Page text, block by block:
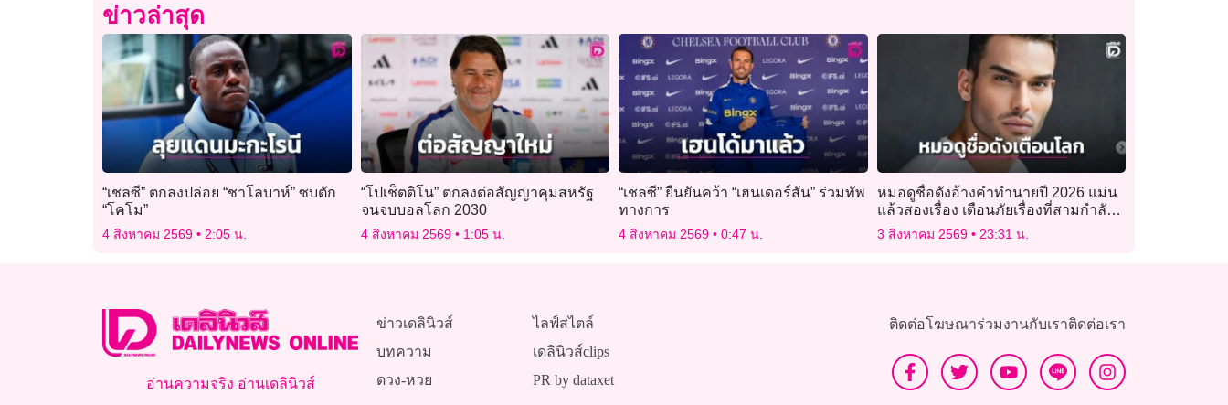
ข่าวล่าสุด
“เชลซี” ตกลงปล่อย “ชาโลบาห์” ซบตัก
“โคโม”
4 สิงหาคม 2569 2:05 น.
“โปเช็ตติโน” ตกลงต่อสัญญาคุมสหรัฐ
จนจบบอลโลก 2030
4 สิงหาคม 2569 1:05 น.
“เชลซี” ยืนยันคว้า “เฮนเดอร์สัน” ร่วมทัพ
ทางการ
4 สิงหาคม 2569 0:47 น.
หมอดูชื่อดังอ้างคำทำนายปี 2026 แม่น
แล้วสองเรื่อง เตือนภัยเรื่องที่สามกำลัง
ก่อตัว
3 สิงหาคม 2569 23:31 น.
อ่านความจริง อ่านเดลินิวส์
ข่าวเดลินิวส์
บทความ
ดวง-หวย
ไลฟ์สไตล์
เดลินิวส์clips
PR by dataxet
ติดต่อโฆษณาร่วมงานกับเราติดต่อเรา